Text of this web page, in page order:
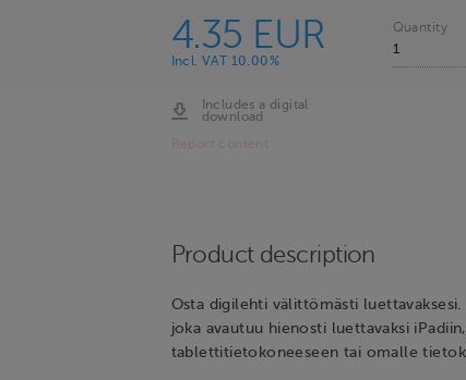
4.35 EUR
Incl. VAT 10.00%
Includes a digital
download
Quantity
Product description
Osta digilehti välittömästi
joka avautuu hienosti luettavaksi
tablettitietokoneeseen tai omalle